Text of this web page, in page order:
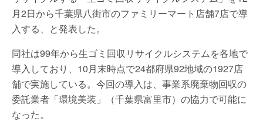
月2日から千葉県八街市のファミリーマート店舗7店で導
入する、と発表した。
同社は99年から生ゴミ回収リサイクルシステムを各地で
導入しており、10月末時点で24都府県92地域の1927店
舗で実施している。今回の導入は、事業系廃棄物回収の
委託業者「環境美装」（千葉県富里市）の協力で可能に
なった。